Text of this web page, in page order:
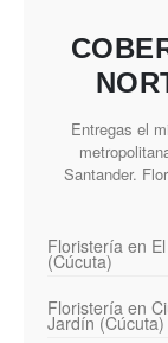
Entregas el
Santander.
Floristería en
(Cúcuta)
Floristería en
Jardín (Cúcuta)